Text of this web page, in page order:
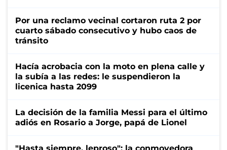
Por una reclamo vecinal cortaron ruta 2 por
cuarto sábado consecutivo y hubo caos de
tránsito
Hacía acrobacia con la moto en plena calle y
la subía a las redes: le suspendieron la
licenica hasta 2099
La decisión de la familia Messi para el último
adiós en Rosario a Jorge, papá de Lionel